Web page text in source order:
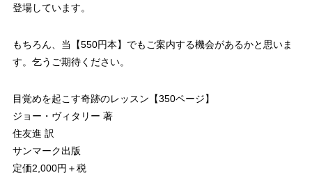
登場しています。
もちろん、当【550円本】でもご案内する機会があるかと思いま
す。乞うご期待ください。
目覚めを起こす奇跡のレッスン【350ページ】
ジョー・ヴィタリー 著
住友進 訳
サンマーク出版
定価2,000円＋税